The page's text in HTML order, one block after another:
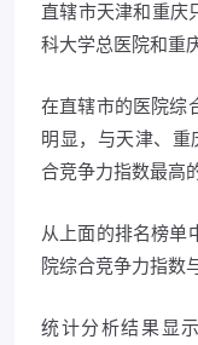
直辖市天津和重庆
科大学总医院和重
在直辖市的医院综
明显，与天津、
合竞争力指数最高
从上面的排名榜单
院综合竞争力指数
统计分析结果显